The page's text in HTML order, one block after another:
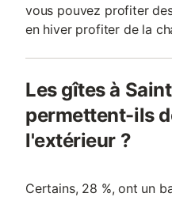
vous pouvez profiter
en hiver profiter de la
Les gîtes à
permettent-ils
l'extérieur ?
Certains, 28 %, ont un